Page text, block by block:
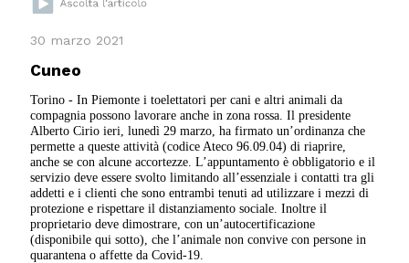
30 marzo 2021
Cuneo
Torino - In Piemonte i toelettatori per cani e altri animali da
compagnia possono lavorare anche in zona rossa. Il presidente
Alberto Cirio ieri, lunedì 29 marzo, ha firmato un’ordinanza che
permette a queste attività (codice Ateco 96.09.04) di riaprire,
anche se con alcune accortezze. L’appuntamento è obbligatorio e il
servizio deve essere svolto limitando all’essenziale i contatti tra gli
addetti e i clienti che sono entrambi tenuti ad utilizzare i mezzi di
protezione e rispettare il distanziamento sociale. Inoltre il
proprietario deve dimostrare, con un’autocertificazione
(disponibile qui sotto), che l’animale non convive con persone in
quarantena o affette da Covid-19.